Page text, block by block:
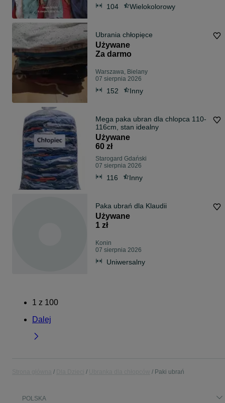
104 Wielokolorowy
Ubrania chłopięce
Używane
Za darmo
Warszawa, Bielany
07 sierpnia 2026
152 Inny
Mega paka ubran dla chlopca 110-
116cm, stan idealny
Używane
60 zł
Starogard Gdański
07 sierpnia 2026
116 Inny
Paka ubrań dla Klaudii
Używane
1 zł
Konin
07 sierpnia 2026
Uniwersalny
1 z 100
Dalej
Paki ubrań
POLSKA